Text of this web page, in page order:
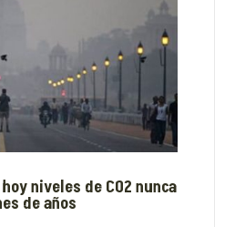
niveles de CO2 nunca
de años